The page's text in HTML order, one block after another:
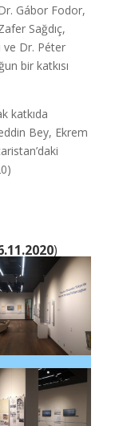
Gábor Fodor,
Sağdıç,
ve Dr. Péter
bir katkısı
katkıda
Bey, Ekrem
)